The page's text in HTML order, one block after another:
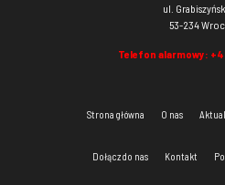
ul.
53-234
Telefon alarmowy:
Strona główna O nas
Dołącz do nas Kontakt